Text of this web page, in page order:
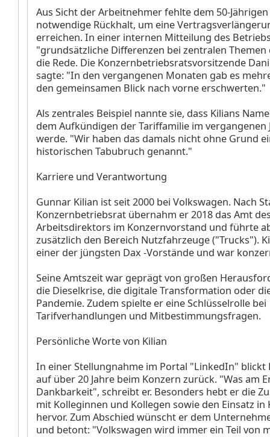
Aus Sicht der Arbeitnehmer fehlte dem 50-
notwendige Rückhalt, um eine
erreichen. In einer internen Mitteilung des
"grundsätzliche Differenzen bei zentralen Themen
die Rede. Die Konzernbetriebsratsvorsitzende
sagte: "In den vergangenen Monaten gab es
den gemeinsamen Blick nach vorne erschwerten."
Als zentrales Beispiel nannte sie, dass Kilians
dem Aufkündigen der Tariffamilie im vergangenen
werde. "Wir haben das damals nicht ohne Grund
historischen Tabubruch genannt."
Karriere und Verantwortung
Gunnar Kilian ist seit 2000 bei Volkswagen. Nach
Konzernbetriebsrat übernahm er 2018 das Amt
Arbeitsdirektors im Konzernvorstand und führte
zusätzlich den Bereich Nutzfahrzeuge ("Trucks").
einer der jüngsten Dax -Vorstände und war
Seine Amtszeit war geprägt von großen
die Dieselkrise, die digitale Transformation oder
Pandemie. Zudem spielte er eine Schlüsselrolle bei
Tarifverhandlungen und Mitbestimmungsfragen.
Persönliche Worte von Kilian
In einer Stellungnahme im Portal "LinkedIn" blickt
auf über 20 Jahre beim Konzern zurück. "Was am
Dankbarkeit", schreibt er. Besonders hebt er die
mit Kolleginnen und Kollegen sowie den Einsatz in
hervor. Zum Abschied wünscht er dem
und betont: "Volkswagen wird immer ein Teil von